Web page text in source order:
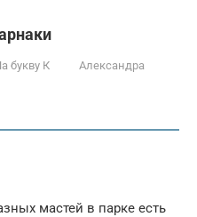
букву К
Александра
мастей в парке есть